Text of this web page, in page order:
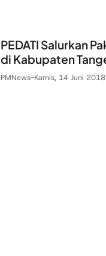
PEDATI Salurkan
di Kabupaten
PMNews-Kamis, 14 Juni 2018